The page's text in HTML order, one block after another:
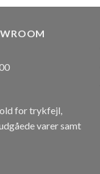
for trykfejl,
varer samt